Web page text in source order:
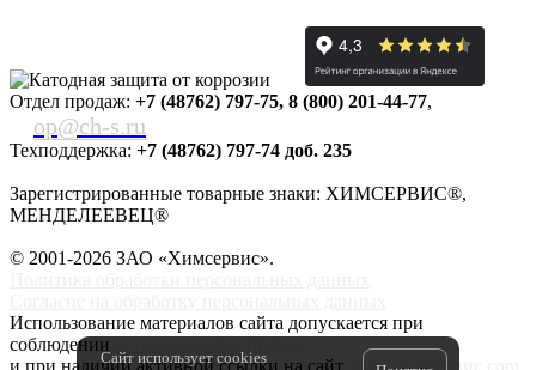
Отдел продаж: +7 (48762) 797-75, 8 (800) 201-44-77,
op@ch-s.ru
Техподдержка: +7 (48762) 797-74 доб. 235
Зарегистрированные товарные знаки: ХИМСЕРВИС®,
МЕНДЕЛЕЕВЕЦ®
© 2001-2026 ЗАО «Химсервис».
Использование материалов сайта допускается при
соблюдении
и при наличии активной ссылки на сайт
www.химсервис.com
Сайт использует cookies